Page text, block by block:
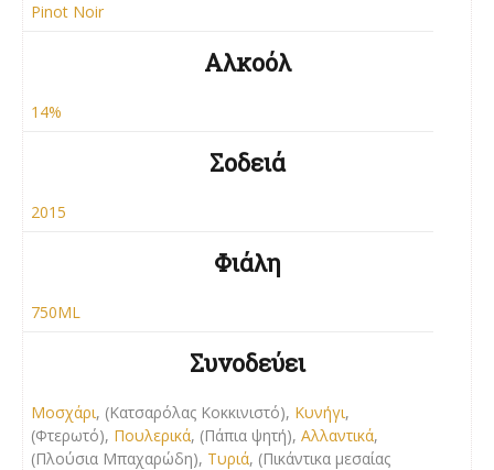
Pinot Noir
Αλκοόλ
14%
Σοδειά
2015
Φιάλη
750ML
Συνοδεύει
Μοσχάρι, (Κατσαρόλας Kοκκινιστό), Κυνήγι,
(Φτερωτό), Πουλερικά, (Πάπια ψητή), Αλλαντικά,
(Πλούσια Μπαχαρώδη), Τυριά, (Πικάντικα μεσαίας